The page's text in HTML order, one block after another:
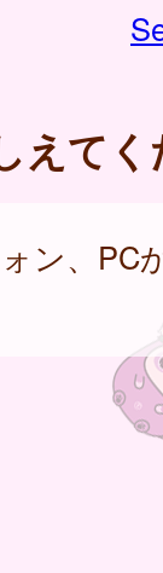
えて
ン、PC